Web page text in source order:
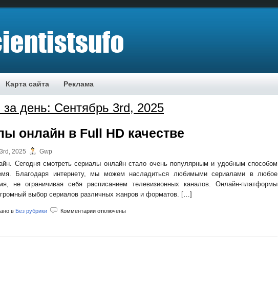
Карта сайта Реклама
день: Сентябрь 3rd, 2025
онлайн в Full HD качестве
2025 Gwp
Сегодня смотреть сериалы онлайн стало очень популярным и удобным способом
Благодаря интернету, мы можем насладиться любимыми сериалами в любое
не ограничивая себя расписанием телевизионных каналов. Онлайн-платформы
выбор сериалов различных жанров и форматов. […]
в Без рубрики Комментарии отключены